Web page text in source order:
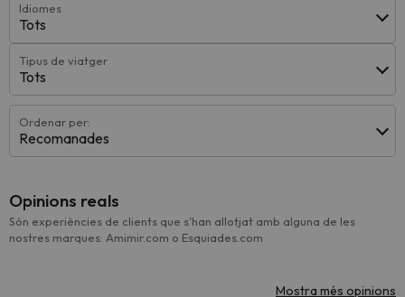
Idiomes
Tots
Tipus de viatger
Tots
Ordenar per:
Recomanades
Opinions reals
Són experiències de clients que s'han allotjat amb alguna de les
nostres marques: Amimir.com o Esquiades.com
Mostra més opinions